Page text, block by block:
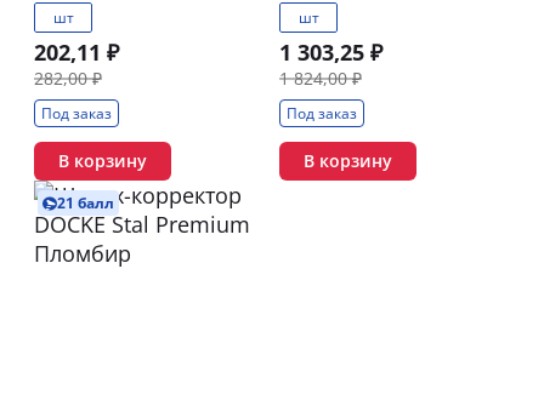
шт
202,11 ₽
282,00 ₽
Под заказ
В корзину
шт
1 303,25 ₽
1 824,00 ₽
Под заказ
В корзину
21 балл